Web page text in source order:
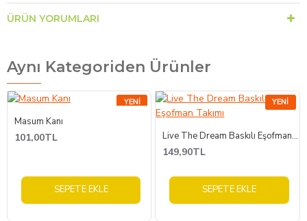
ÜRÜN YORUMLARI
Aynı Kategoriden Ürünler
YENI
Masum Kanı
101,00TL
SEPETE EKLE
YENI
Live The Dream Baskılı Eşofman Takımı
149,90TL
SEPETE EKLE